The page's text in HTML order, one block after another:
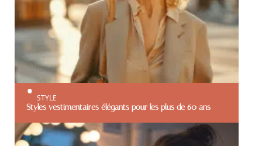
STYLE
Styles vestimentaires élégants pour les plus de 60 ans